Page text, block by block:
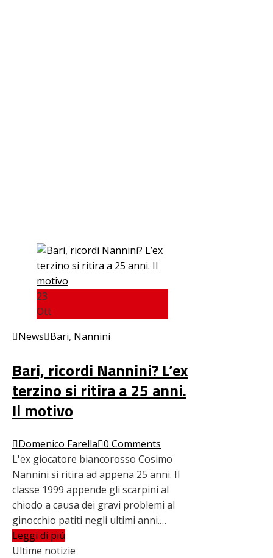
23
Ott
News Bari, Nannini
Bari, ricordi Nannini? L’ex
terzino si ritira a 25 anni.
Il motivo
Domenico Farella 0 Comments
L'ex giocatore biancorosso Cosimo
Nannini si ritira ad appena 25 anni. Il
classe 1999 appende gli scarpini al
chiodo a causa dei gravi problemi al
ginocchio patiti negli ultimi anni.…
Leggi di più
Ultime notizie